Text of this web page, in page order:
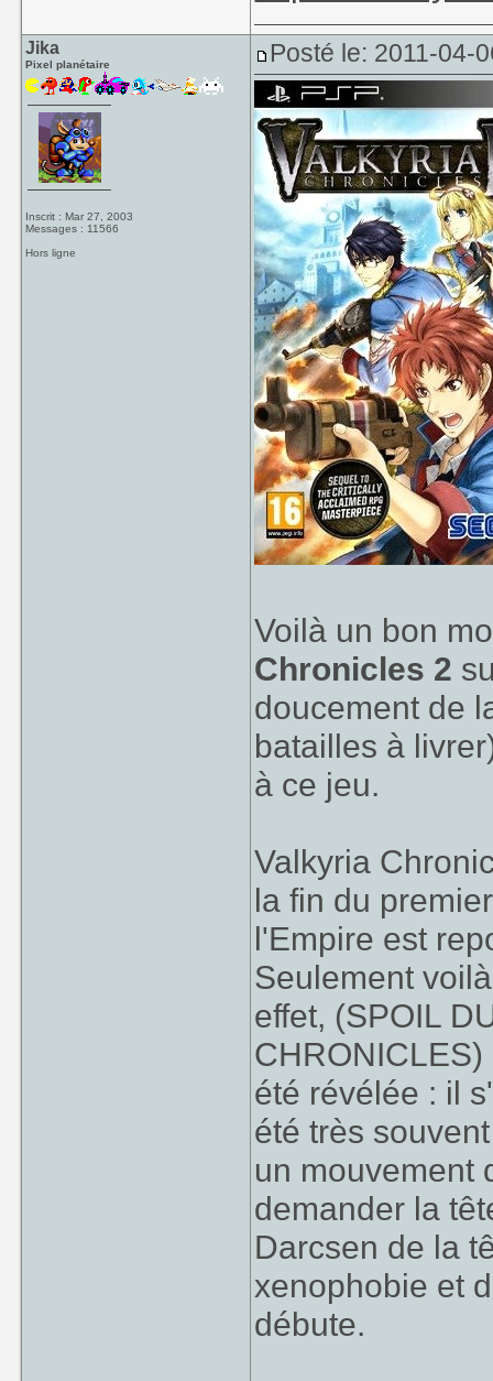
Jika
Pixel planétaire
Inscrit : Mar 27, 2003
Messages : 11566
Hors ligne
Posté le: 2011-04-
Voilà un bon
Chronicles 2
doucement de
batailles à
à ce jeu.
Valkyria
la fin du
l'Empire est
Seulement
effet, (SPOIL
été révélée : il
été très
un mouvement
demander la
Darcsen de la
xenophobie et
débute.